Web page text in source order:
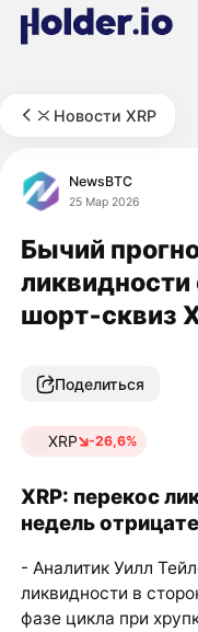
Новости XRP
NewsBTC
25 Мар 2026
Бычий
шорт‑сквиз
Поделиться
XRP -26,6%
XRP: перекос
недель
- Аналитик Уилл
ликвидности в
фазе цикла при